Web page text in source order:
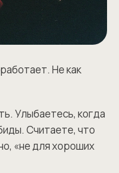
Не как
Улыбаетесь, когда
Считаете, что
«не для хороших